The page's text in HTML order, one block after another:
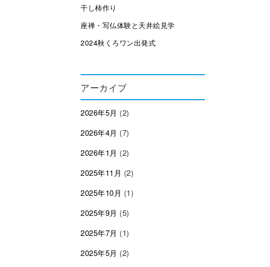
干し柿作り
座禅・写仏体験と天井絵見学
2024秋くろワン出発式
アーカイブ
2026年5月 (2)
2026年4月 (7)
2026年1月 (2)
2025年11月 (2)
2025年10月 (1)
2025年9月 (5)
2025年7月 (1)
2025年5月 (2)